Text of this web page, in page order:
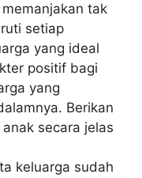
tak
setiap
yang ideal
positif bagi
yang
Berikan
secara jelas
keluarga sudah